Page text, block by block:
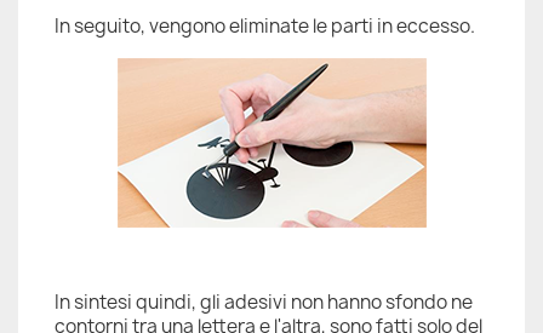
In seguito, vengono eliminate le parti in eccesso.
In sintesi quindi, gli adesivi non hanno sfondo ne
contorni tra una lettera e l'altra, sono fatti solo del